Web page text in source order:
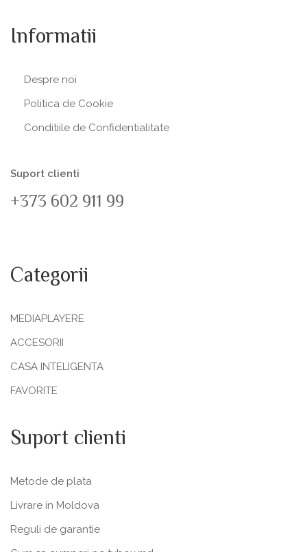
Informatii
Despre noi
Politica de Сookie
Conditiile de Confidentialitate
Suport clienti
+373 602 911 99
Categorii
MEDIAPLAYERE
ACCESORII
CASA INTELIGENTA
FAVORITE
Suport clienti
Metode de plata
Livrare in Moldova
Reguli de garantie